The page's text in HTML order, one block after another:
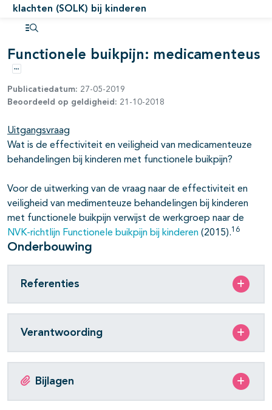
klachten (SOLK) bij kinderen
Functionele buikpijn: medicamenteus
Opties
Publicatiedatum: 27-05-2019
Beoordeeld op geldigheid: 21-10-2018
Uitgangsvraag
Wat is de effectiviteit en veiligheid van medicamenteuze
behandelingen bij kinderen met functionele buikpijn?
Voor de uitwerking van de vraag naar de effectiviteit en
veiligheid van medimenteuze behandelingen bij kinderen
met functionele buikpijn verwijst de werkgroep naar de
NVK-richtlijn Functionele buikpijn bij kinderen (2015).16
Onderbouwing
Referenties
Verantwoording
Bijlagen